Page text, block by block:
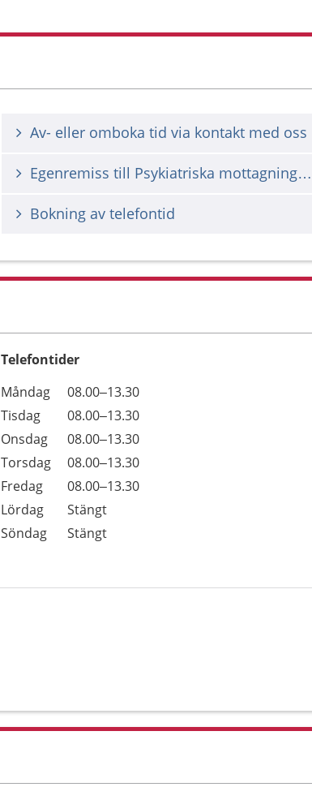
Av- eller omboka tid via kontakt med oss
Egenremiss till Psykiatriska mottagningen i Motala
Bokning av telefontid
Telefontider
Dag
Öppettider
Kommentarer
Måndag
08.00–13.30
Tisdag
08.00–13.30
Onsdag
08.00–13.30
Torsdag
08.00–13.30
Fredag
08.00–13.30
Lördag
Stängt
Söndag
Stängt